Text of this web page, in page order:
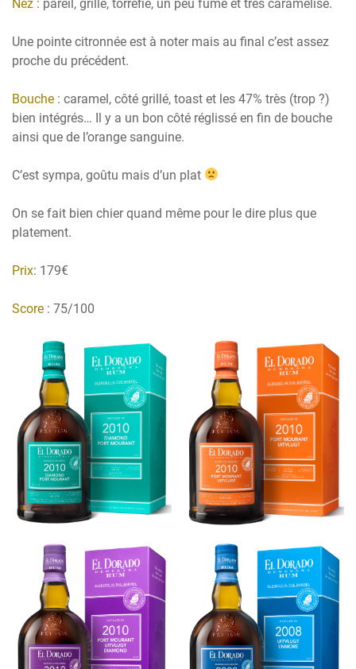
Nez : pareil, grillé, torréfié, un peu fumé et très caramélisé.
Une pointe citronnée est à noter mais au final c’est assez
proche du précédent.
Bouche : caramel, côté grillé, toast et les 47% très (trop ?)
bien intégrés… Il y a un bon côté réglissé en fin de bouche
ainsi que de l’orange sanguine.
C’est sympa, goûtu mais d’un plat
On se fait bien chier quand même pour le dire plus que
platement.
Prix: 179€
Score : 75/100